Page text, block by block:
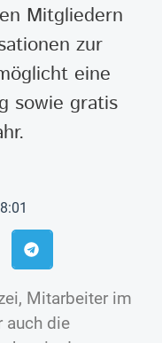
Mitgliedern
zur
eine
sowie gratis
Mitarbeiter im
auch die